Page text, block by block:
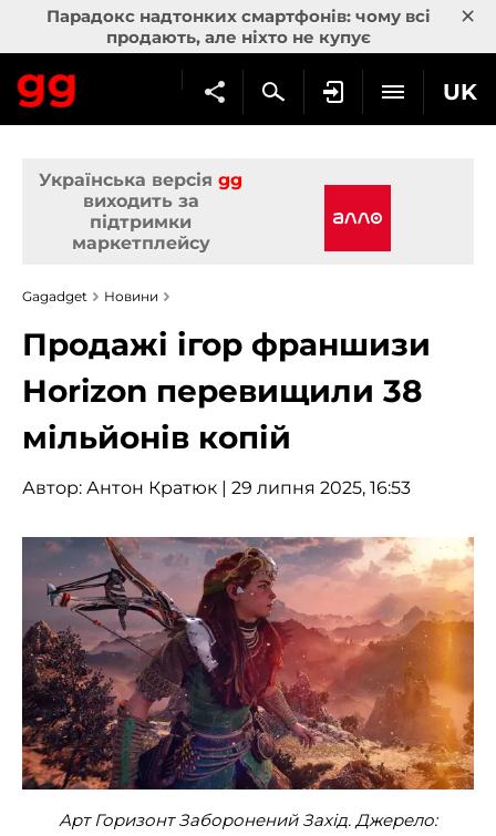
Парадокс надтонких смартфонів: чому всі
продають, але ніхто не купує
×
UK
Українська версія gg
виходить за
підтримки
маркетплейсу
Gagadget Новини
Продажі ігор франшизи
Horizon перевищили 38
мільйонів копій
Автор: Антон Кратюк | 29 липня 2025, 16:53
Арт Горизонт Заборонений Захід. Джерело: